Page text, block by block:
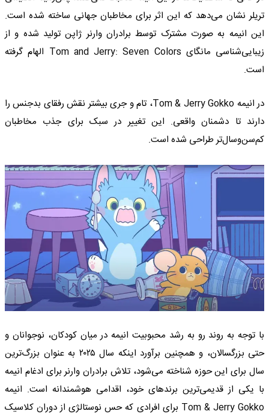
تریلر نشان می‌دهد که این اثر برای مخاطبان جهانی ساخته شده است.
این انیمه به صورت مشترک توسط برادران وارنر ژاپن تولید شده و از
زیبایی‌شناسی مانگای Tom and Jerry: Seven Colors الهام گرفته
است.
در انیمه Tom & Jerry Gokko، تام و جری بیشتر نقش رفقای بدجنس را
دارند تا دشمنان واقعی. این تغییر در سبک برای جذب مخاطبان
کم‌سن‌وسال‌تر طراحی شده است.
با توجه به روند رو به رشد محبوبیت انیمه در میان کودکان، نوجوانان و
حتی بزرگسالان، و همچنین برآورد اینکه سال ۲۰۲۵ به عنوان بزرگ‌ترین
سال برای این حوزه شناخته می‌شود، تلاش برادران وارنر برای ادغام انیمه
با یکی از قدیمی‌ترین برندهای خود، اقدامی هوشمندانه است. انیمه
Tom & Jerry Gokko برای افرادی که حس نوستالژی از دوران کلاسیک